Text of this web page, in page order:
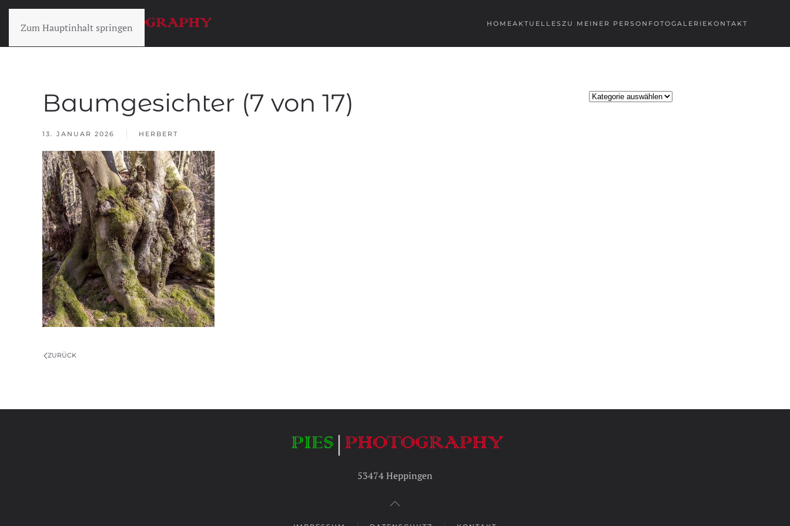
Zum Hauptinhalt springen HOMEAKTUELLESZU MEINER PERSON FOTOGALERIE KONTAKT
Baumgesichter (7 von 17)
13. JANUAR 2026 HERBERT
ZURÜCK
Kategorien
53474 Heppingen